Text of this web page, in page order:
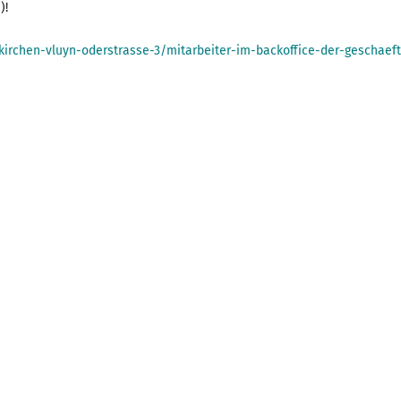
vluyn-oderstrasse-3/mitarbeiter-im-backoffice-der-